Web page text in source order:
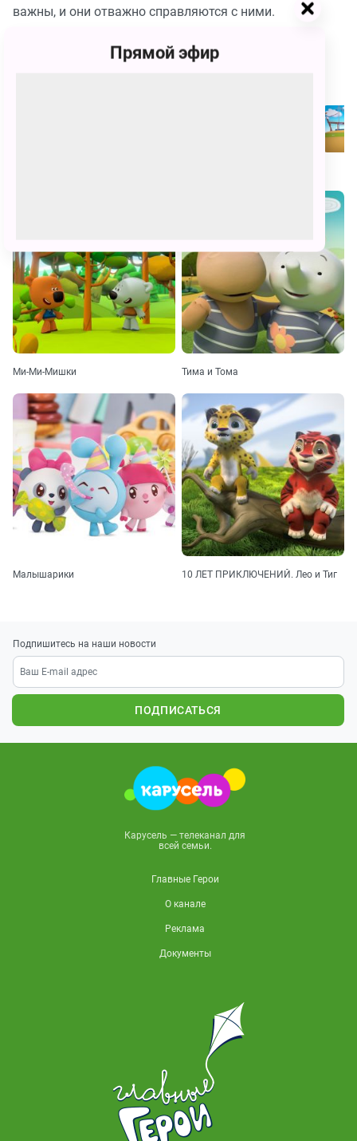
важны, и они отважно справляются с ними.
Ми-Ми-Мишки Тима и Тома
Малышарики 10 ЛЕТ ПРИКЛЮЧЕНИЙ. Лео и Тиг
Подпишитесь на наши новости
ПОДПИСАТЬСЯ
Карусель — телеканал для
всей семьи.
Главные Герои
О канале
Реклама
Документы
Прямой эфир